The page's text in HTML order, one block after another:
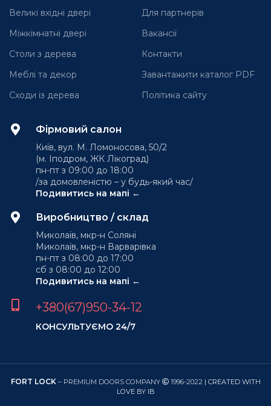
Великі вхідні двері
Міжкімнатні двері
Столи з дерева
Меблі та декор
Сходи із дерева
Для партнерів
Вакансії
Контакти
Завантажити каталог PDF
Політика сайту
Фірмовий салон
Київ, вул. М. Ломоносова, 50/2
(м. Іподром, ЖК Лікоград)
пн-пт з 09:00 до 18:00
/за домовленістю – у будь-який час/
Подивитись на мапі ←
Виробництво / склад
Миколаїв, мкр-н Соляні
Миколаїв, мкр-н Варварівка
пн-пт з 08:00 до 17:00
сб з 08:00 до 12:00
Подивитись на мапі ←
+380(67)950-34-12
КОНСУЛЬТУЄМО 24/7
FORT LOCK– PREMIUM DOORS COMPANY 1996-2022 | CREATED WITH
LOVE BY IB